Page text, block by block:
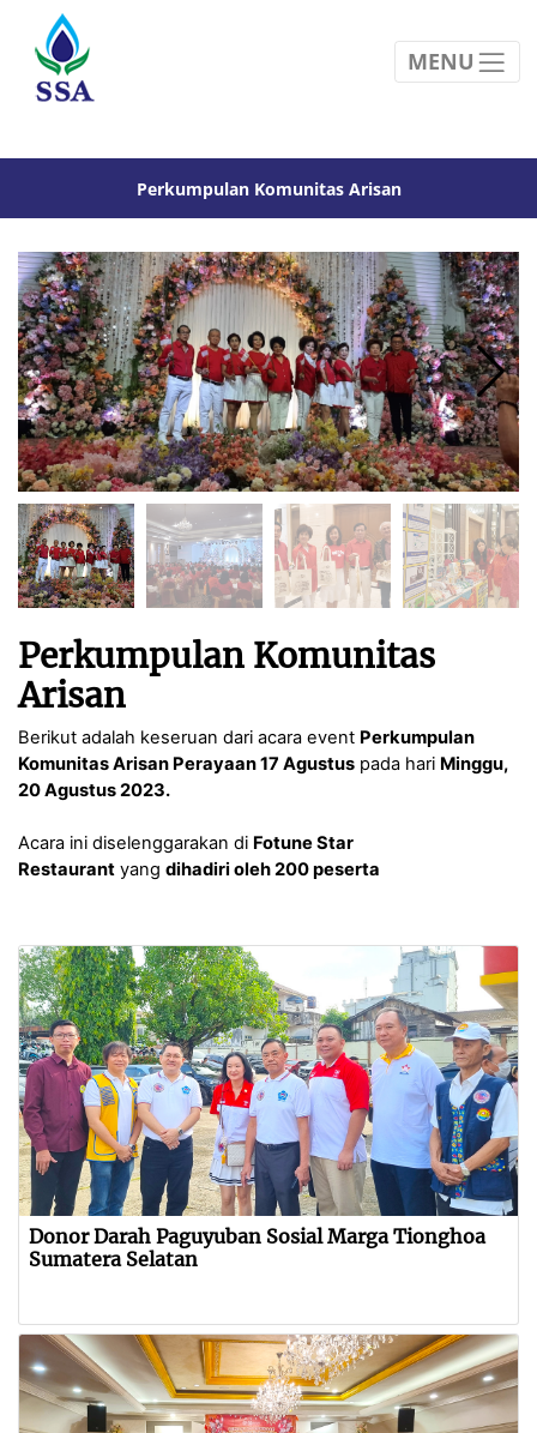
MENU
Perkumpulan Komunitas Arisan
Perkumpulan Komunitas
Arisan
Berikut adalah keseruan dari acara event Perkumpulan
Komunitas Arisan Perayaan 17 Agustus pada hari Minggu,
20 Agustus 2023.
Acara ini diselenggarakan di Fotune Star
Restaurant yang dihadiri oleh 200 peserta
Donor Darah Paguyuban Sosial Marga Tionghoa
Sumatera Selatan